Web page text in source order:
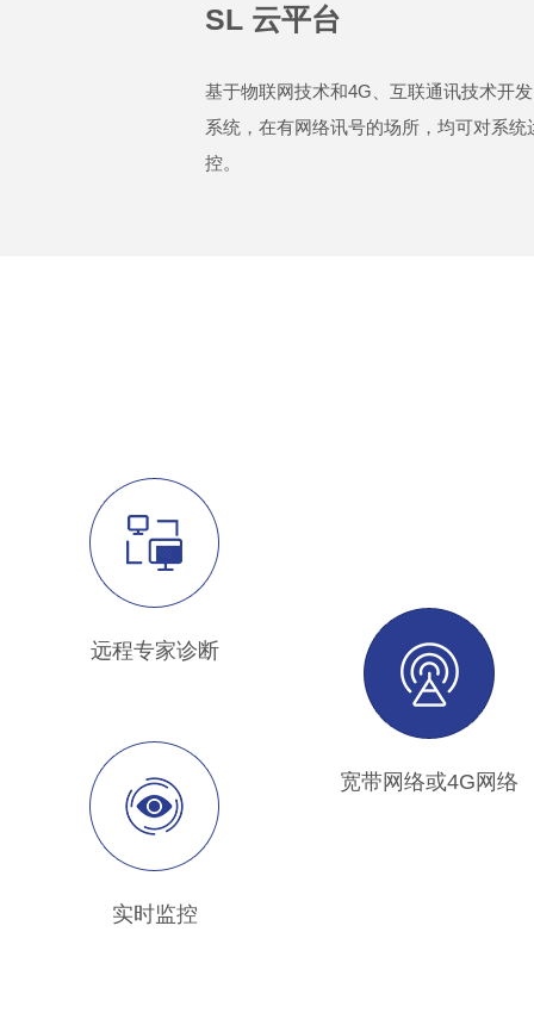
SL 云平台
基于物联网技术和4G、互联通讯技术开
系统，在有网络讯号的场所，均可对系
控。
远程专家诊断
实时监控
宽带网络或4G网络